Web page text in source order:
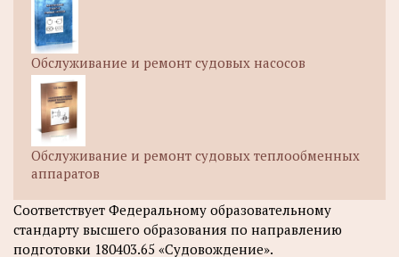
Обслуживание и ремонт судовых насосов
Обслуживание и ремонт судовых теплообменных
аппаратов
Соответствует Федеральному образовательному
стандарту высшего образования по направлению
подготовки 180403.65 «Судовождение».